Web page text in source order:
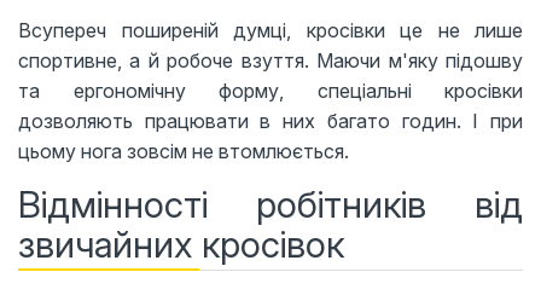
Всупереч поширеній думці, кросівки це не лише
спортивне, а й робоче взуття. Маючи м'яку підошву
та ергономічну форму, спеціальні кросівки
дозволяють працювати в них багато годин. І при
цьому нога зовсім не втомлюється.
Відмінності робітників від
звичайних кросівок